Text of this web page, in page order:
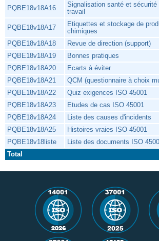
PQBE18v18A16
Signalisation santé et sécurité
travail
PQBE18v18A17
Etiquettes et stockage de
chimiques
PQBE18v18A18 Revue de direction (support)
PQBE18v18A19
Bonnes pratiques
PQBE18v18A20
Ecarts à éviter
PQBE18v18A21
QCM (questionnaire à choix
PQBE18v18A22
Quiz exigences ISO 45001
PQBE18v18A23
Etudes de cas ISO 45001
PQBE18v18A24
Liste des causes d'incidents
PQBE18v18A25
Histoires vraies ISO 45001
PQBE18v18liste
Liste des documents ISO
Total